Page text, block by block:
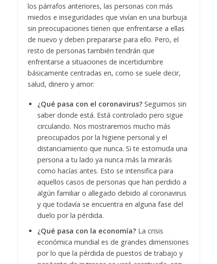
los párrafos anteriores, las personas con más
miedos e inseguridades que vivían en una burbuja
sin preocupaciones tienen que enfrentarse a ellas
de nuevo y deben prepararse para ello. Pero, el
resto de personas también tendrán que
enfrentarse a situaciones de incertidumbre
básicamente centradas en, como se suele decir,
salud, dinero y amor:
¿Qué pasa con el coronavirus?Seguimos sin
saber donde está. Está controlado pero sigue
circulando. Nos mostraremos mucho más
preocupados por la higiene personal y el
distanciamiento que nunca. Si te estornuda una
persona a tu lado ya nunca más la mirarás
como hacías antes. Esto se intensifica para
aquellos casos de personas que han perdido a
algún familiar o allegado debido al coronavirus
y que todavía se encuentra en alguna fase del
duelo por la pérdida.
¿Qué pasa con la economía?La crisis
económica mundial es de grandes dimensiones
por lo que la pérdida de puestos de trabajo y